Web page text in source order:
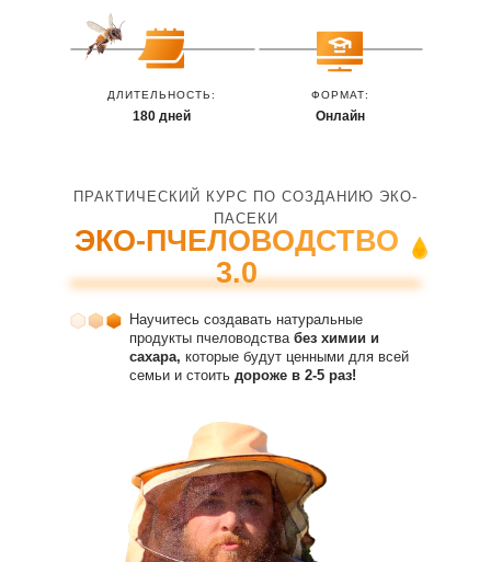
Научитесь создавать натуральные
продукты пчеловодствабез химии и
сахара, которые будут ценными для всей
семьи и стоить дороже в 2-5 раз!
ДЛИТЕЛЬНОСТЬ:
180 дней
ПРАКТИЧЕСКИЙ КУРС ПО СОЗДАНИЮ ЭКО-
ПАСЕКИ
ФОРМАТ:
Онлайн
ЭКО-ПЧЕЛОВОДСТВО
3.0